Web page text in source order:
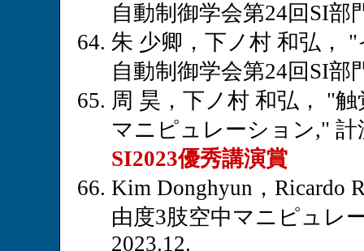
自動制御学会第24回SI部
朱 少卿，下ノ村 和弘，
自動制御学会第24回SI部
周 昊，下ノ村 和弘， "
マニピュレーション," 計
SI2023優秀講演賞
Kim Donghyun，Ricardo
由度3肢空中マニピュレ
2023.12.